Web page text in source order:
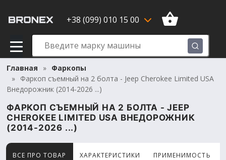
+38 (099) 010 15 00
Главная
Фаркопы
Фаркоп съемный на 2 болта - Jeep Cherokee Limited USA
Внедорожник (2014-2026 ...)
ФАРКОП СЪЕМНЫЙ НА 2 БОЛТА - JEEP
CHEROKEE LIMITED USA ВНЕДОРОЖНИК
(2014-2026 ...)
ВСЕ ПРО ТОВАР ХАРАКТЕРИСТИКИ ПРИМЕНИМОСТЬ